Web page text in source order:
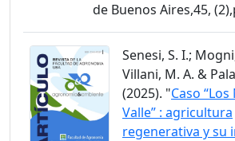
de Buenos Aires,45,
Senesi, S. I.;
Villani, M. A. &
(2025). "Caso
Valle” : agricultura
regenerativa y su